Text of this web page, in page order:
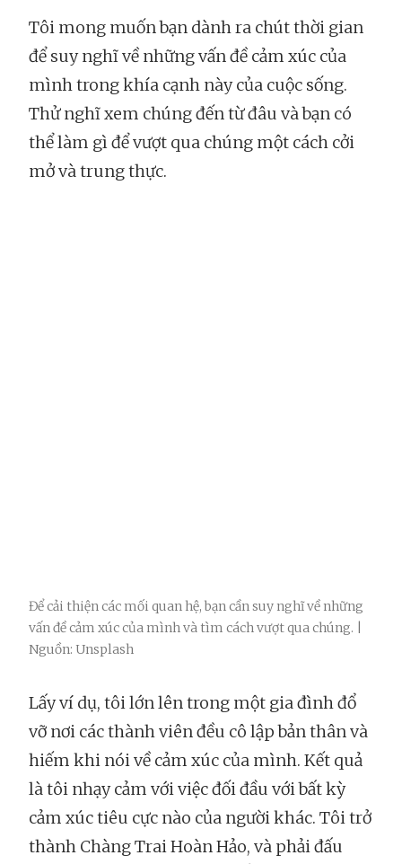
Tôi mong muốn bạn dành ra chút thời gian
để suy nghĩ về những vấn đề cảm xúc của
mình trong khía cạnh này của cuộc sống.
Thử nghĩ xem chúng đến từ đâu và bạn có
thể làm gì để vượt qua chúng một cách cởi
mở và trung thực.
Để cải thiện các mối quan hệ, bạn cần suy nghĩ về những
vấn đề cảm xúc của mình và tìm cách vượt qua chúng. |
Nguồn: Unsplash
Lấy ví dụ, tôi lớn lên trong một gia đình đổ
vỡ nơi các thành viên đều cô lập bản thân và
hiếm khi nói về cảm xúc của mình. Kết quả
là tôi nhạy cảm với việc đối đầu với bất kỳ
cảm xúc tiêu cực nào của người khác. Tôi trở
thành Chàng Trai Hoàn Hảo, và phải đấu